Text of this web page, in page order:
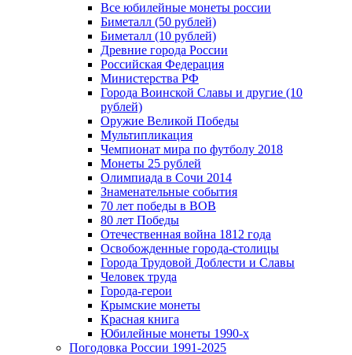
Все юбилейные монеты россии
Биметалл (50 рублей)
Биметалл (10 рублей)
Древние города России
Российская Федерация
Министерства РФ
Города Воинской Славы и другие (10
рублей)
Оружие Великой Победы
Мультипликация
Чемпионат мира по футболу 2018
Монеты 25 рублей
Олимпиада в Сочи 2014
Знаменательные события
70 лет победы в ВОВ
80 лет Победы
Отечественная война 1812 года
Освобожденные города-столицы
Города Трудовой Доблести и Славы
Человек труда
Города-герои
Крымские монеты
Красная книга
Юбилейные монеты 1990-х
Погодовка России 1991-2025